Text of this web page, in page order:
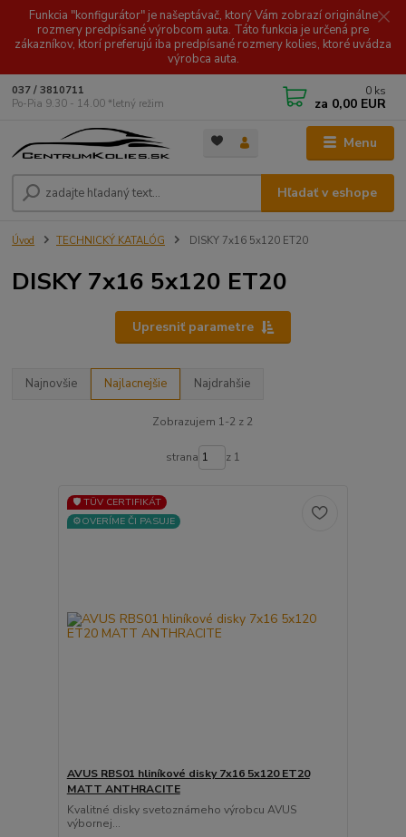
Funkcia "konfigurátor" je našeptávač, ktorý Vám zobrazí originálne
rozmery predpísané výrobcom auta. Táto funkcia je určená pre
zákazníkov, ktorí preferujú iba predpísané rozmery kolies, ktoré uvádza
výrobca auta.
Menu
Hľadať v eshope
037 / 3810711
Po-Pia 9.30 - 14.00 *letný režim
0 ks
za 0,00 EUR
Úvod TECHNICKÝ KATALÓG DISKY 7x16 5x120 ET20
DISKY 7x16 5x120 ET20
Upresniť parametre
Najnovšie Najlacnejšie Najdrahšie
Zobrazujem 1-2 z 2
strana z 1
🛡️ TÜV CERTIFIKÁT
⚙️OVERÍME ČI PASUJE
AVUS RBS01 hliníkové disky 7x16 5x120 ET20
MATT ANTHRACITE
Kvalitné disky svetoznámeho výrobcu AVUS
výbornej...